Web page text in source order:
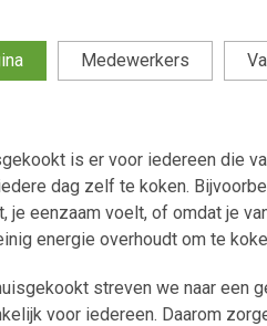
Medewerkers
is er voor iedereen die
dag zelf te koken.
je eenzaam voelt, of omdat je
energie overhoudt om te
streven we naar een
voor iedereen. Daarom